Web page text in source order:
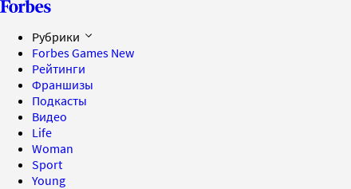
Рубрики
Forbes Games New
Рейтинги
Франшизы
Подкасты
Видео
Life
Woman
Sport
Young